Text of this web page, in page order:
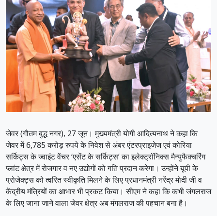
जेवर (गौतम बुद्ध नगर), 27 जून। मुख्यमंत्री योगी आदित्यनाथ ने कहा कि
जेवर में 6,785 करोड़ रुपये के निवेश से अंबर एंटरप्राइजेज एवं कोरिया
सर्किट्स के ज्वाइंट वेंचर ‘एसेंट के सर्किट्स’ का इलेक्ट्रॉनिक्स मैन्युफैक्चरिंग
प्लांट क्षेत्र में रोजगार व नए उद्योगों को गति प्रदान करेगा। उन्होंने यूपी के
प्रोजेक्ट्स को त्वरित स्वीकृति मिलने के लिए प्रधानमंत्री नरेंद्र मोदी जी व
केंद्रीय मंत्रियों का आभार भी प्रकट किया। सीएम ने कहा कि कभी जंगलराज
के लिए जाना जाने वाला जेवर क्षेत्र अब मंगलराज की पहचान बना है।